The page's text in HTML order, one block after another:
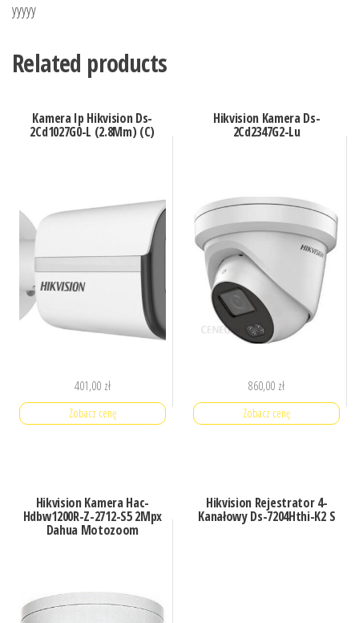
yyyyy
Related products
Kamera Ip Hikvision Ds-
2Cd1027G0-L (2.8Mm) (C)
401,00 zł
Zobacz cenę
Hikvision Kamera Ds-
2Cd2347G2-Lu
860,00 zł
Zobacz cenę
Hikvision Kamera Hac-
Hdbw1200R-Z-2712-S5 2Mpx
Dahua Motozoom
Hikvision Rejestrator 4-
Kanałowy Ds-7204Hthi-K2 S